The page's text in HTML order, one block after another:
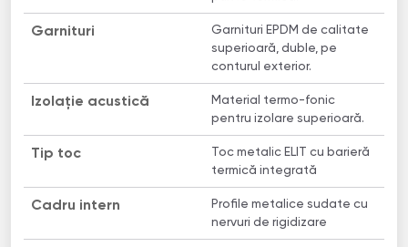
Garnituri
Garnituri EPDM de calitate
superioară, duble, pe
conturul exterior.
Izolație acustică
Material termo-fonic
pentru izolare superioară.
Tip toc
Toc metalic ELIT cu barieră
termică integrată
Cadru intern
Profile metalice sudate cu
nervuri de rigidizare